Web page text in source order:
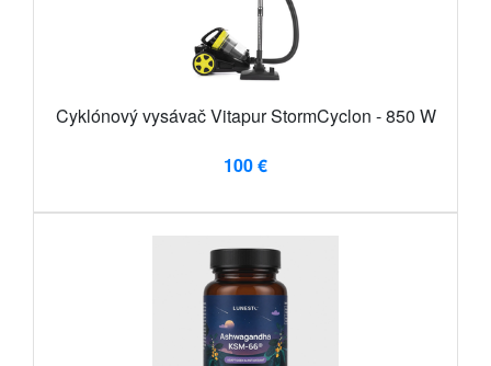
Cyklónový vysávač Vitapur StormCyclon - 850 W
100 €